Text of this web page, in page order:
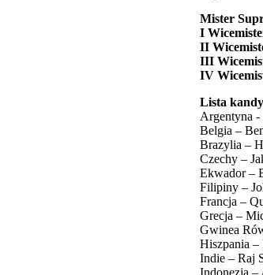
Mister
I
II
III
IV
Lista
Argentyna -
Belgia –
Brazylia –
Czechy –
Ekwador –
Filipiny –
Francja –
Grecja –
Gwinea
Hiszpania
Indie – Raj